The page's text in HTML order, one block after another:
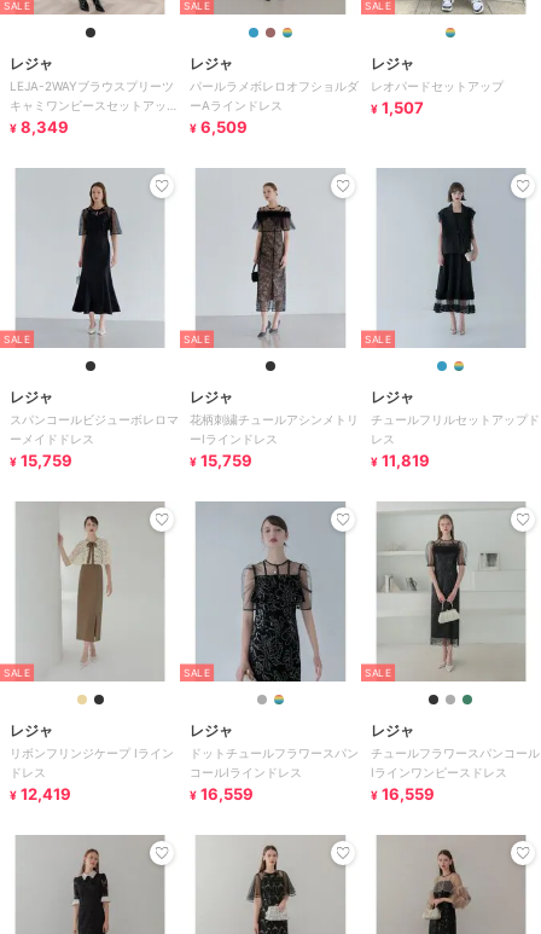
SALE
レジャ
LEJA-2WAYブラウスプリーツ
キャミワンピースセットアップ
美脚効果ロングワンピースドレ
¥ 8,349
SALE
レジャ
パールラメボレロオフショルダ
ーAラインドレス
¥ 6,509
SALE
レジャ
レオパードセットアップ
¥ 1,507
SALE
レジャ
スパンコールビジューボレロマ
ーメイドドレス
¥ 15,759
SALE
レジャ
花柄刺繍チュールアシンメトリ
ーIラインドレス
¥ 15,759
SALE
レジャ
チュールフリルセットアップド
レス
¥ 11,819
SALE
レジャ
リボンフリンジケープ Iライン
ドレス
¥ 12,419
SALE
レジャ
ドットチュールフラワースパン
コールIラインドレス
¥ 16,559
SALE
レジャ
チュールフラワースパンコール
Iラインワンピースドレス
¥ 16,559